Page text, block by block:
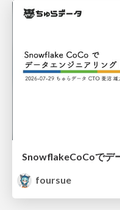
SnowflakeCoCoでデ
foursue